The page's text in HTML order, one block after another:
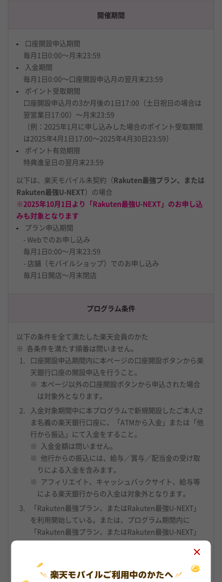
開催期間
口座開設申込期間
毎月1日0:00～月末23:59
入金期間
毎月1日0:00～口座開設申込月の翌月末23:59
ポイント受取期間
口座開設申込月の3か月後の1日17:00（土日祝日の場合は
翌営業日17:00）～月末23:59
（例：2025年1月に申し込みした場合のポイント受取期間
は2025年4月1日17:00～2025年4月30日23:59）
ポイント有効期限
特典進呈日の翌月末23:59
以下は、楽天モバイル未契約（Rakuten最強プラン、または
Rakuten最強U-NEXT）の場合
※2025年10月1日より「Rakuten最強U-NEXT」のお申し込
みも対象となります
プラン申込期間
- Webでのお申し込み
毎月1日0:00～月末23:59
- 店舗（モバイルショップ）でのお申し込み
毎月1日開店～月末閉店
プログラム条件
以下の条件を全て満たした楽天会員のかた
各条件を満たす順番は問いません。
口座開設申込期間内に本ページの口座開設ボタンから楽
天銀行口座の開設申込を行うこと。
本ページ以外の口座開設ボタンから申込された場合
は対象外となります。
入金対象期間中に本プログラムで新規開設したご本人さ
ま名義の楽天銀行口座に、「ATMから入金」または「他
行から振込」にて入金をすること。
入金金額は問いません。
他行からの振込には、給与／賞与／配当金の受け取
りによる入金を含みます。
アフィリエイト、キャッシュバックサイト、給与等
による楽天銀行からの入金は対象外となります。
「Rakuten最強プラン、またはRakuten最強U-NEXT」
を利用開始している。または、プログラム期間内に
「Rakuten最強プラン、またはRakuten最強U-NEXT」
へのお申し込み
本プログラム開始時点で「Rakuten最強プラン、または
Rakuten最強U-NEXT」の未契約者である場合は、口座
開設申込期間内に、下記（1）-（3）いずれかの方法で